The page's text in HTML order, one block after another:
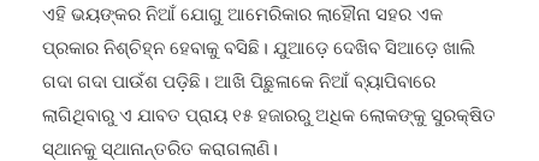
ଏହି ଭୟଙ୍କର ନିଆଁ ଯୋଗୁ ଆମେରିକାର ଲାହୌନା ସହର ଏକ
ପ୍ରକାର ନିଶ୍ଚିହ୍ନ ହେବାକୁ ବସିଛି। ଯୁଆଡ଼େ ଦେଖିବ ସିଆଡ଼େ ଖାଲି
ଗଦା ଗଦା ପାଉଁଶ ପଡ଼ିଛି। ଆଖି ପିଛୁଳାକେ ନିଆଁ ବ୍ୟାପିବାରେ
ଲାଗିଥିବାରୁ ଏ ଯାବତ ପ୍ରାୟ ୧୫ ହଜାରରୁ ଅଧିକ ଲୋକଙ୍କୁ ସୁରକ୍ଷିତ
ସ୍ଥାନକୁ ସ୍ଥାନାନ୍ତରିତ କରାଗଲାଣି।